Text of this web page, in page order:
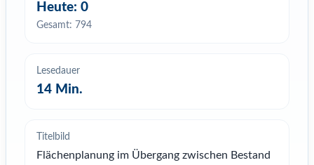
Heute: 0
Gesamt: 794
Lesedauer
14 Min.
Titelbild
Flächenplanung im Übergang zwischen Bestand